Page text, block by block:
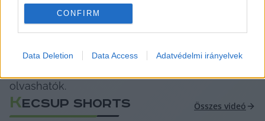
CONFIRM
Data Deletion Data Access Adatvédelmi irányelvek
főnökeit tényleg nagyon gyorsan börtönbe tenni.
„Ez most a kétharmaddal tényleg csak szándék
olvashatók.
KECSUP SHORTS Összes videó